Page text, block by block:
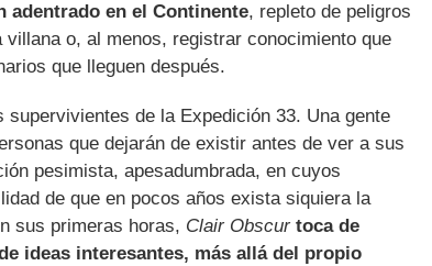
adentrado en el Continente, repleto de peligros
o, al menos, registrar conocimiento que
que lleguen después.
de la Expedición 33. Una gente
que dejarán de existir antes de ver a sus
pesimista, apesadumbrada, en cuyos
de que en pocos años exista siquiera la
sus primeras horas, Clair Obscur toca de
ideas interesantes, más allá del propio